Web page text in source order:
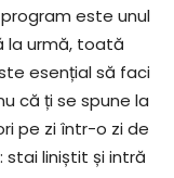
este unul
la urmă, toată
esențial să faci
că ți se spune la
pe zi într-o zi de
stai liniștit și intră